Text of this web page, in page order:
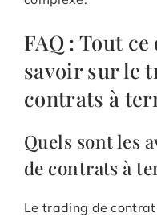
FAQ : Tout
savoir sur le
contrats à
Quels sont les
de contrats à
Le trading de